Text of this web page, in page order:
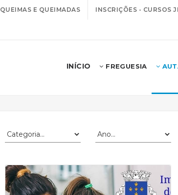
QUEIMAS E QUEIMADAS INSCRIÇÕES - CURSOS
INÍCIO FREGUESIA